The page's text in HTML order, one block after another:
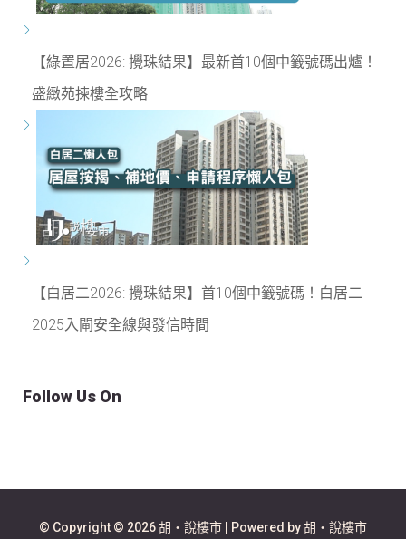
【綠置居2026: 攪珠結果】最新首10個中籤號碼出爐！
盛緻苑揀樓全攻略
【白居二2026: 攪珠結果】首10個中籤號碼！白居二
2025入閘安全線與發信時間
Follow Us On
© Copyright © 2026 胡‧說樓市 | Powered by 胡‧說樓市